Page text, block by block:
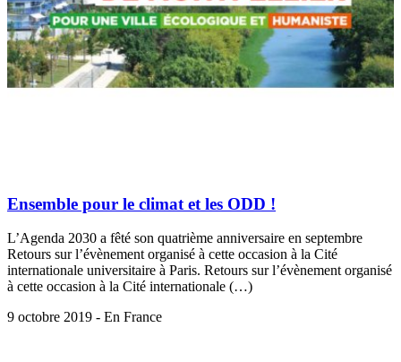
Ensemble pour le climat et les ODD !
L’Agenda 2030 a fêté son quatrième anniversaire en septembre
Retours sur l’évènement organisé à cette occasion à la Cité
internationale universitaire à Paris. Retours sur l’évènement organisé
à cette occasion à la Cité internationale (…)
9 octobre 2019 - En France